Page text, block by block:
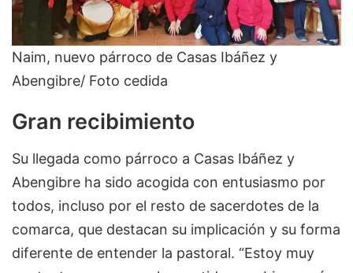
Naim, nuevo párroco de Casas Ibáñez y
Abengibre/ Foto cedida
Gran recibimiento
Su llegada como párroco a Casas Ibáñez y
Abengibre ha sido acogida con entusiasmo por
todos, incluso por el resto de sacerdotes de la
comarca, que destacan su implicación y su forma
diferente de entender la pastoral. “Estoy muy